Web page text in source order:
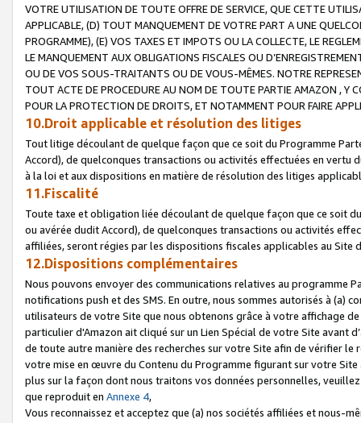
VOTRE UTILISATION DE TOUTE OFFRE DE SERVICE, QUE CETTE
APPLICABLE, (D) TOUT MANQUEMENT DE VOTRE PART A UNE
PROGRAMME), (E) VOS TAXES ET IMPOTS OU LA COLLECTE, LE
LE MANQUEMENT AUX OBLIGATIONS FISCALES OU
OU DE VOS SOUS-TRAITANTS OU DE VOUS-MÊMES. NOTRE
TOUT ACTE DE PROCEDURE AU NOM DE TOUTE PARTIE AMAZON , Y
POUR LA PROTECTION DE DROITS, ET NOTAMMENT POUR FAIRE
10.Droit applicable et résolution des litiges
Tout litige découlant de quelque façon que ce soit du Programme
Accord), de quelconques transactions ou activités effectuées en vertu
à la loi et aux dispositions en matière de résolution des litiges
11.Fiscalité
Toute taxe et obligation liée découlant de quelque façon que ce soit
ou avérée dudit Accord), de quelconques transactions ou activités
affiliées, seront régies par les dispositions fiscales applicables au Site
12.Dispositions complémentaires
Nous pouvons envoyer des communications relatives au programme
notifications push et des SMS. En outre, nous sommes autorisés à
utilisateurs de votre Site que nous obtenons grâce à votre affichage
particulier d'Amazon ait cliqué sur un Lien Spécial de votre Site avant
de toute autre manière des recherches sur votre Site afin de vérifier
votre mise en œuvre du Contenu du Programme figurant sur votre
plus sur la façon dont nous traitons vos données personnelles,
que reproduit en Annexe 4,
Vous reconnaissez et acceptez que (a) nos sociétés affiliées et nous-